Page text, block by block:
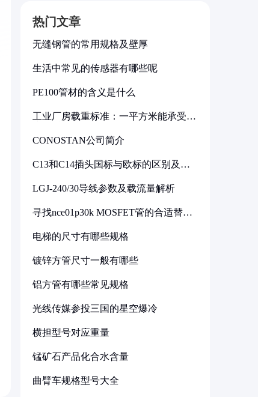
热门文章
无缝钢管的常用规格及壁厚
生活中常见的传感器有哪些呢
PE100管材的含义是什么
工业厂房载重标准：一平方米能承受多
CONOSTAN公司简介
C13和C14插头国标与欧标的区别及其
LGJ-240/30导线参数及载流量解析
寻找nce01p30k MOSFET管的合适替代
电梯的尺寸有哪些规格
镀锌方管尺寸一般有哪些
铝方管有哪些常见规格
光线传媒参投三国的星空爆冷
横担型号对应重量
锰矿石产品化合水含量
曲臂车规格型号大全